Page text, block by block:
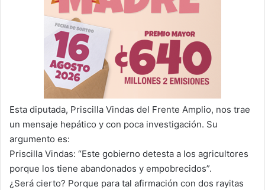
Esta diputada, Priscilla Vindas del Frente Amplio, nos trae
un mensaje hepático y con poca investigación. Su
argumento es:
Priscilla Vindas: “Este gobierno detesta a los agricultores
porque los tiene abandonados y empobrecidos”.
¿Será cierto? Porque para tal afirmación con dos rayitas